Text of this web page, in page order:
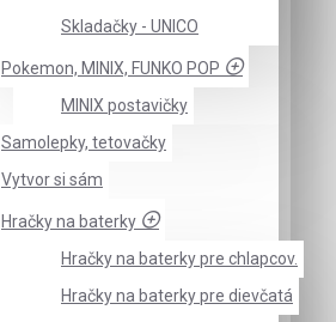
Skladačky - UNICO
Pokemon, MINIX, FUNKO POP
MINIX postavičky
Samolepky, tetovačky
Vytvor si sám
Hračky na baterky
Hračky na baterky pre chlapcov.
Hračky na baterky pre dievčatá